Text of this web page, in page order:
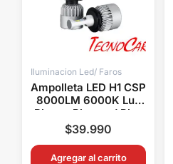
Iluminacion Led/ Faros
Ampolleta LED H1 CSP
8000LM 6000K Luz
Blanca Plug and Play
Auto Camioneta
$39.990
Agregar al carrito